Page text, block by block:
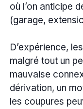
où l’on anticipe
(garage,
D’expérience,
malgré tout un
mauvaise
dérivation, un
les coupures